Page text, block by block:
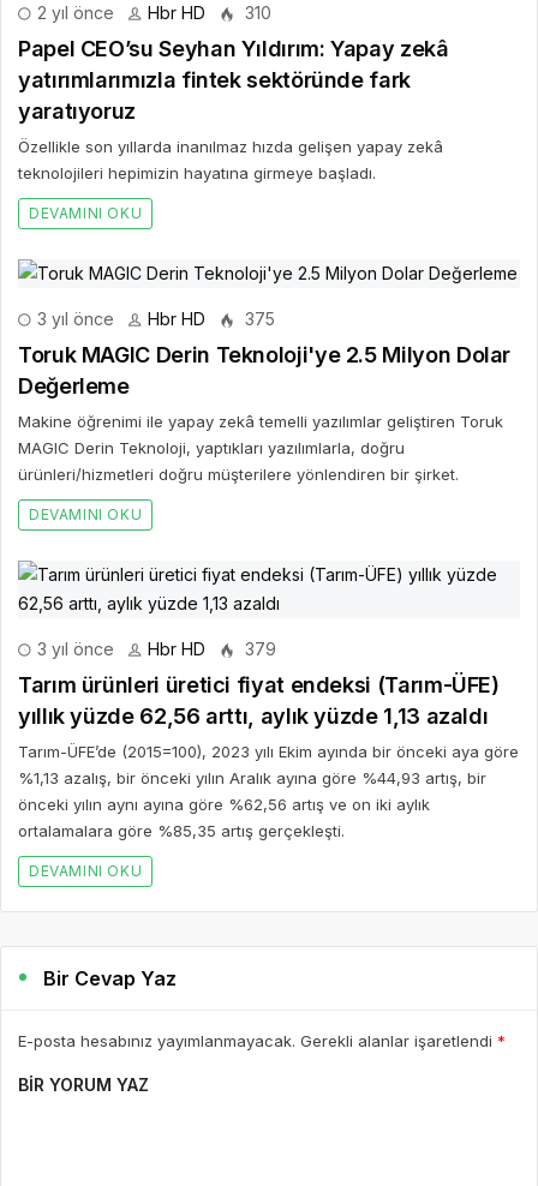
2 yıl önce Hbr HD 310
Papel CEO’su Seyhan Yıldırım: Yapay zekâ
yatırımlarımızla fintek sektöründe fark
yaratıyoruz
Özellikle son yıllarda inanılmaz hızda gelişen yapay zekâ
teknolojileri hepimizin hayatına girmeye başladı.
DEVAMINI OKU
3 yıl önce Hbr HD 375
Toruk MAGIC Derin Teknoloji'ye 2.5 Milyon Dolar
Değerleme
Makine öğrenimi ile yapay zekâ temelli yazılımlar geliştiren Toruk
MAGIC Derin Teknoloji, yaptıkları yazılımlarla, doğru
ürünleri/hizmetleri doğru müşterilere yönlendiren bir şirket.
DEVAMINI OKU
3 yıl önce Hbr HD 379
Tarım ürünleri üretici fiyat endeksi (Tarım-ÜFE)
yıllık yüzde 62,56 arttı, aylık yüzde 1,13 azaldı
Tarım-ÜFE’de (2015=100), 2023 yılı Ekim ayında bir önceki aya göre
%1,13 azalış, bir önceki yılın Aralık ayına göre %44,93 artış, bir
önceki yılın aynı ayına göre %62,56 artış ve on iki aylık
ortalamalara göre %85,35 artış gerçekleşti.
DEVAMINI OKU
Bir Cevap Yaz
E-posta hesabınız yayımlanmayacak. Gerekli alanlar işaretlendi *
BIR YORUM YAZ